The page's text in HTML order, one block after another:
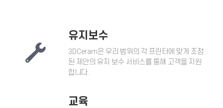
유지보수
3DCeram은 우리 범위의 각 프린터에 맞게 조정
된 제안의 유지 보수 서비스를 통해 고객을 지원
합니다.
교육